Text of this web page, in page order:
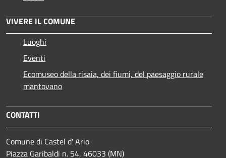
VIVERE IL COMUNE
Luoghi
Eventi
Ecomuseo della risaia, dei fiumi, del paesaggio rurale
mantovano
CONTATTI
Comune di Castel d' Ario
Piazza Garibaldi n. 54, 46033 (MN)